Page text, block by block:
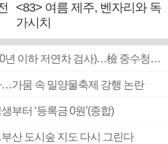
<83> 여름 제주, 벤자리와 독
가시치
■ 검사 신분 버리고 직급하향(10년 이하 저연차 검사)…檢 중수청행 기피
가뭄 속 밀양물축제 강행 논란
부터 ‘등록금 0원’(종합)
산 도시숲 지도 다시 그린다